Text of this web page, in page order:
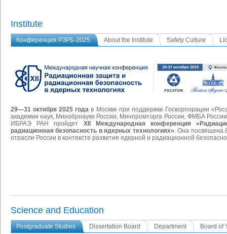
Institute
Конференция РЗРБ-2025 About the Institute Safety Culture
29—31 октября 2025 года в Москве при поддержке Госкорпорации
академии наук, Минобрнауки России, Минпромторга России, ФМБА
ИБРАЭ РАН пройдет XII Международная конференция
радиационная безопасность в ядерных технологиях». Она посвящена
отрасли России в контексте развития ядерной и радиационной
Science and Education
Postgraduate Studies Dissertation Board Department Board of